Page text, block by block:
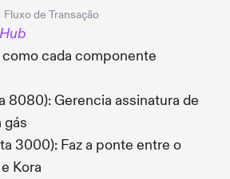
Fluxo de Transação
cada componente
8080): Gerencia assinatura de
gás
3000): Faz a ponte entre o
Kora